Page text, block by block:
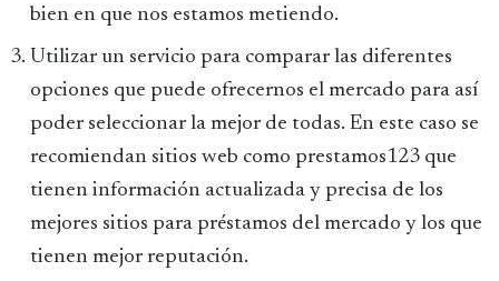
bien en que nos estamos metiendo.
Utilizar un servicio para comparar las diferentes
opciones que puede ofrecernos el mercado para así
poder seleccionar la mejor de todas. En este caso se
recomiendan sitios web como prestamos123 que
tienen información actualizada y precisa de los
mejores sitios para préstamos del mercado y los que
tienen mejor reputación.